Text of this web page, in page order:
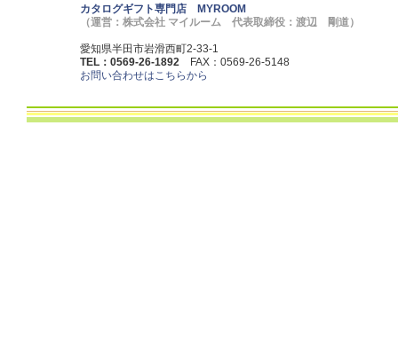
カタログギフト専門店 MYROOM
（運営：株式会社 マイルーム 代表取締役：渡辺 剛道）
愛知県半田市岩滑西町2-33-1
TEL：0569-26-1892 FAX：0569-26-5148
お問い合わせはこちらから